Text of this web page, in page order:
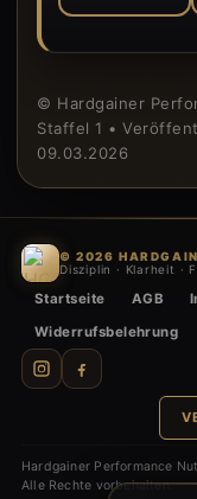
© Hardgainer
Staffel 1 •
09.03.2026
© 2026
Disziplin · Klarheit ·
Startseite AGB
Widerrufsbelehrung
Hardgainer Performance
Alle Rechte vorbehalten.